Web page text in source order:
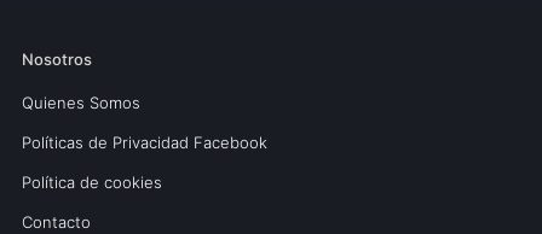
Nosotros
Quienes Somos
Políticas de Privacidad Facebook
Política de cookies
Contacto